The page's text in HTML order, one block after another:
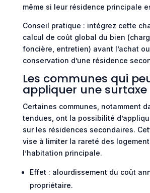
même si leur résidence principale
Conseil pratique : intégrez cette
calcul de coût global du bien
foncière, entretien) avant l’achat
conservation d’une résidence
Les communes qui
appliquer une surtaxe
Certaines communes, notamment
tendues, ont la possibilité
sur les résidences secondaires.
vise à limiter la rareté des
l’habitation principale.
Effet : alourdissement du coût
propriétaire.